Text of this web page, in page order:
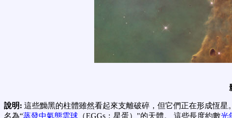
說明: 這些黝黑的柱體雖然看起來支離破碎，但它們正在形成恆星
名為“蒸發中氣態雲球 （EGGs；星蛋）"的天體。 這些長度約數光